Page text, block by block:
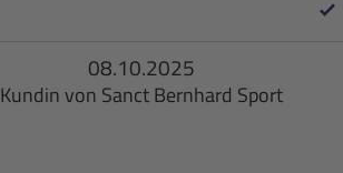
08.10.2025
Kundin von Sanct Bernhard Sport